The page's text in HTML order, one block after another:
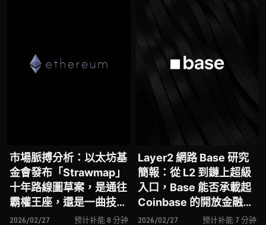
市場脈搏分析：以太坊基
金會發布「Strawmap」
十年路線圖草案，是通往
霸權王座，還是一曲技術
烏托邦？
2026/02/27 预计补能 8 分钟
Layer2 網路 Base 研究
簡報：從 L2 到鏈上超級
入口，Base 能否承載起
Coinbase 的開放金融
夢？
2026/02/27 预计补能 7 分钟